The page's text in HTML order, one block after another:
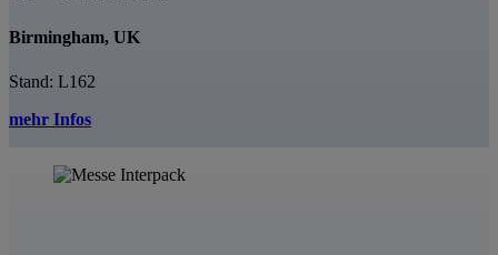
Birmingham, UK
Stand: L162
mehr Infos